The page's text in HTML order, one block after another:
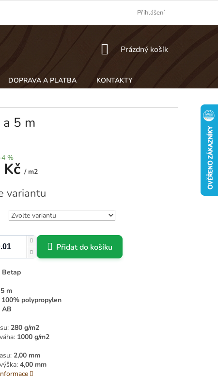
Přihlášení
NÁKUPNÍ
Prázdný košík
DOPRAVA A PLATBA
KONTAKTY
5 m
%
/ m2
variantu
Přidat do košíku
Betap
m
100% polypropylen
AB
280 g/m2
1000 g/m2
2,00 mm
4,00 mm